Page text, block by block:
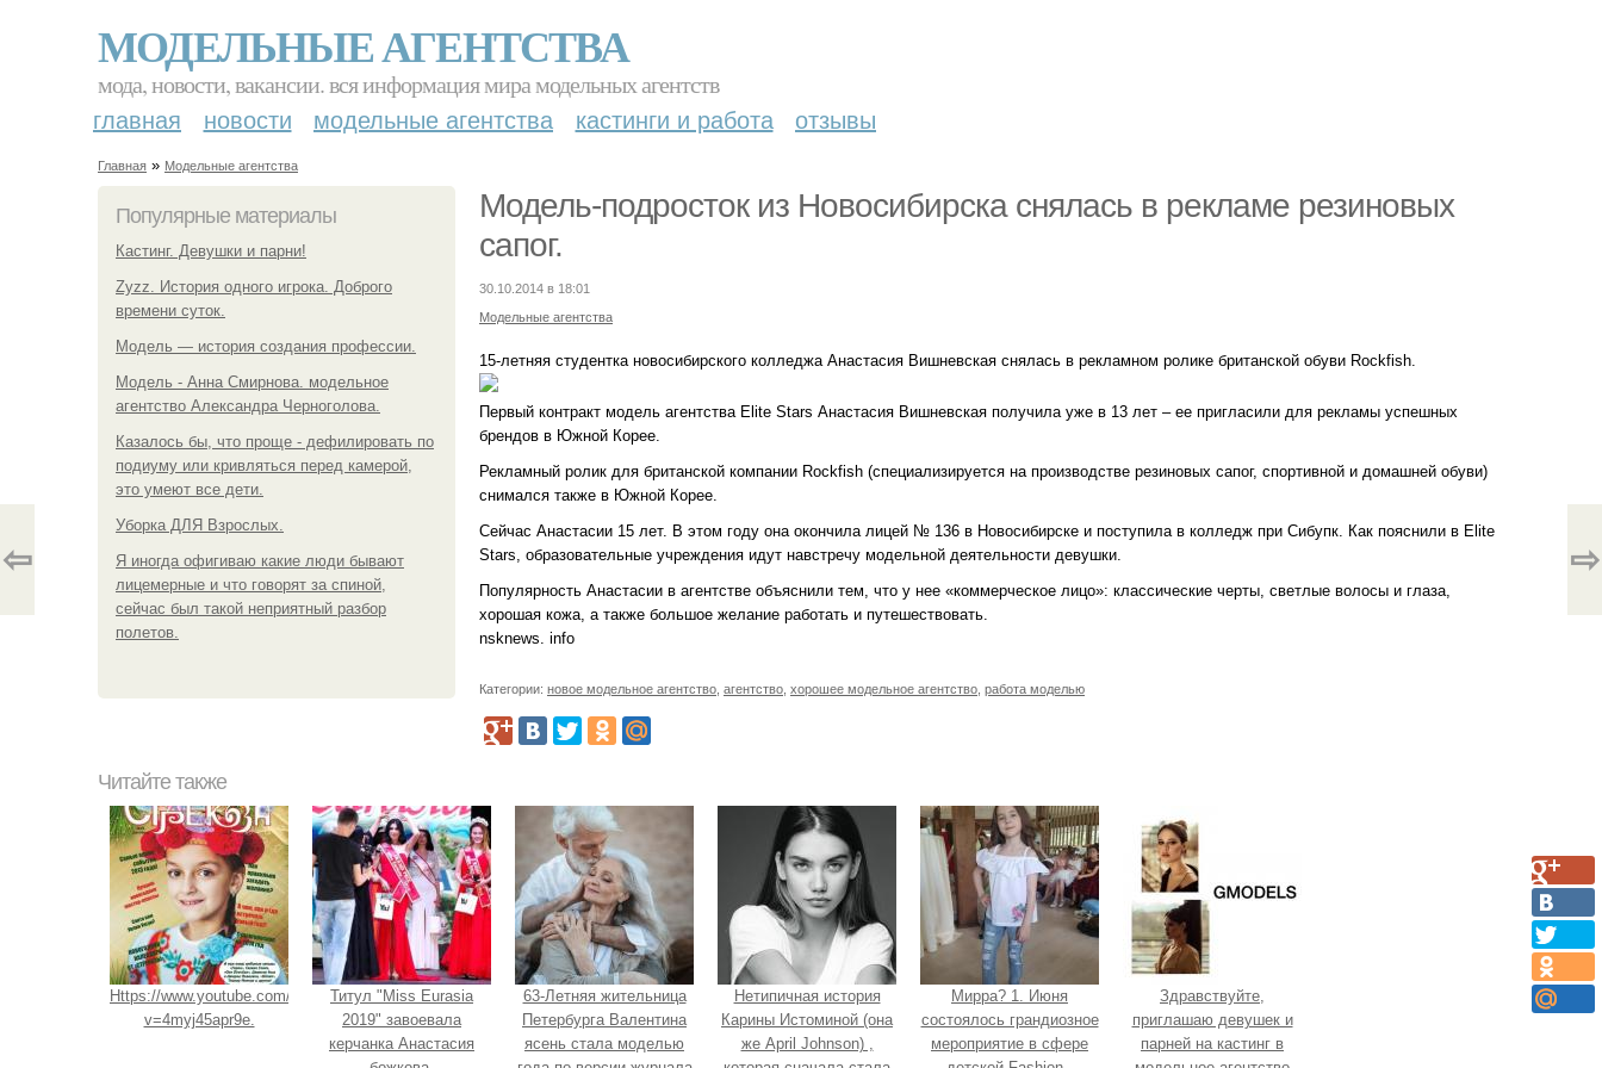
МОДЕЛЬНЫЕ АГЕНТСТВА
мода, новости, вакансии. вся информация мира модельных агентств
главная новости модельные агентства кастинги и работа отзывы
Главная » Модельные агентства
Популярные материалы
Кастинг. Девушки и парни!
Zyzz. История одного игрока. Доброго
времени суток.
Модель — история создания профессии.
Модель - Анна Смирнова. модельное
агентство Александра Черноголова.
Казалось бы, что проще - дефилировать по
подиуму или кривляться перед камерой,
это умеют все дети.
Уборка ДЛЯ Взрослых.
Я иногда офигиваю какие люди бывают
лицемерные и что говорят за спиной,
сейчас был такой неприятный разбор
полетов.
Модель-подросток из Новосибирска снялась в рекламе резиновых
сапог.
30.10.2014 в 18:01
Модельные агентства
15-летняя студентка новосибирского колледжа Анастасия Вишневская снялась в рекламном ролике британской обуви Rockfish.
Первый контракт модель агентства Elite Stars Анастасия Вишневская получила уже в 13 лет – ее пригласили для рекламы успешных
брендов в Южной Корее.
Рекламный ролик для британской компании Rockfish (специализируется на производстве резиновых сапог, спортивной и домашней обуви)
снимался также в Южной Корее.
Сейчас Анастасии 15 лет. В этом году она окончила лицей № 136 в Новосибирске и поступила в колледж при Сибупк. Как пояснили в Elite
Stars, образовательные учреждения идут навстречу модельной деятельности девушки.
Популярность Анастасии в агентстве объяснили тем, что у нее «коммерческое лицо»: классические черты, светлые волосы и глаза,
хорошая кожа, а также большое желание работать и путешествовать.
nsknews. info
Категории: новое модельное агентство агентство хорошее модельное агентство работа моделью
⇦ ⇨
Читайте также
Https://www.youtube.com/watch?
v=4myj45apr9e.
Титул "Miss Eurasia
2019" завоевала
керчанка Анастасия
63-Летняя жительница
Петербурга Валентина
ясень стала моделью
Нетипичная история
Карины Истоминой (она
же April Johnson) ,
Мирра? 1. Июня
состоялось грандиозное
мероприятие в сфере
Здравствуйте,
приглашаю девушек и
парней на кастинг в